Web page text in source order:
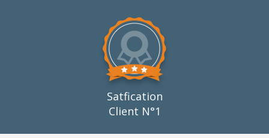
Satfication
Client N°1